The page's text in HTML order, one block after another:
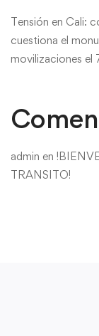
Tensión en Cali:
cuestiona el
movilizaciones el
admin en
TRANSITO!